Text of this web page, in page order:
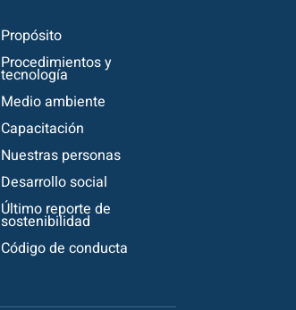
Propósito
Procedimientos y
tecnología
Medio ambiente
Capacitación
Nuestras personas
Desarrollo social
Último reporte de
sostenibilidad
Código de conducta